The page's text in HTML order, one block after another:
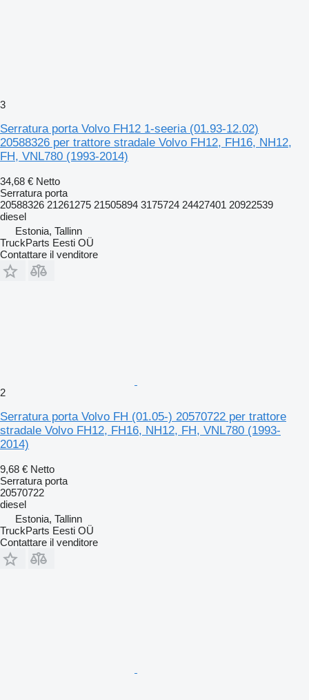
3
Serratura porta Volvo FH12 1-seeria (01.93-12.02)
20588326 per trattore stradale Volvo FH12, FH16, NH12,
FH, VNL780 (1993-2014)
34,68 € Netto
Serratura porta
20588326 21261275 21505894 3175724 24427401 20922539
diesel
Estonia, Tallinn
TruckParts Eesti OÜ
Contattare il venditore
2
Serratura porta Volvo FH (01.05-) 20570722 per trattore
stradale Volvo FH12, FH16, NH12, FH, VNL780 (1993-
2014)
9,68 € Netto
Serratura porta
20570722
diesel
Estonia, Tallinn
TruckParts Eesti OÜ
Contattare il venditore